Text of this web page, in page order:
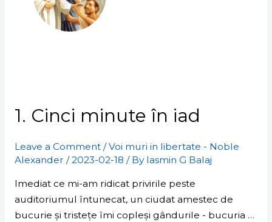
1. Cinci minute în iad
Leave a Comment /Voi muri in libertate - Noble
Alexander /2023-02-18 / By Iasmin G Balaj
Imediat ce mi-am ridicat privirile peste
auditoriumul întunecat, un ciudat amestec de
bucurie și tristețe îmi copleși gândurile - bucuria …
minute
iad